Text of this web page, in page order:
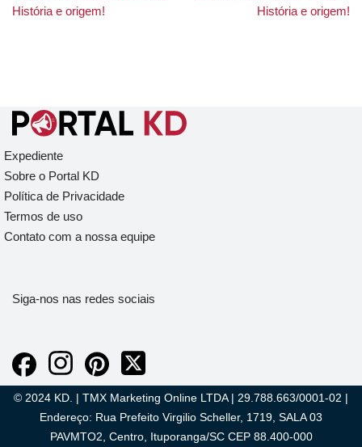
História e origem!
História e origem!
Expediente
Sobre o Portal KD
Política de Privacidade
Termos de uso
Contato com a nossa equipe
Siga-nos nas redes sociais
© 2024 KD. | TMX Marketing Online LTDA | 29.788.663/0001-02 |
Endereço: Rua Prefeito Virgilio Scheller, 1719, SALA 03
PAVMTO2, Centro, Ituporanga/SC CEP 88.400-000